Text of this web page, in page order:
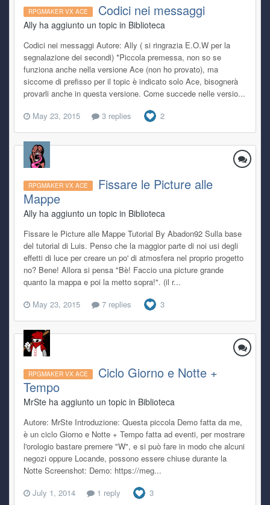
RPGMAKER VX ACE Codici nei messaggi
Ally ha aggiunto un topic in Biblioteca
Codici nei messaggi Autore: Ally ( si ringrazia E.O.W per la
segnalazione dei secondi) *Piccola premessa, non so se
funziona anche nella versione Ace (non ho provato), ma
siccome di prefisso per il topic è indicato solo Ace, bisognerà
provarli anche in questa versione. Come succede nelle versio...
May 23, 2015
3 replies 2
RPGMAKER VX ACE
Fissare le Picture alle
Mappe
Ally ha aggiunto un topic in Biblioteca
Fissare le Picture alle Mappe Tutorial By Abadon92 Sulla base
del tutorial di Luis. Penso che la maggior parte di noi usi degli
effetti di luce per creare un po' di atmosfera nel proprio progetto
no? Bene! Allora si pensa "Bè! Faccio una picture grande
quanto la mappa e poi la metto sopra!". (il r...
May 23, 2015
7 replies 3
RPGMAKER VX ACE
Ciclo Giorno e Notte +
Tempo
MrSte ha aggiunto un topic in Biblioteca
Autore: MrSte Introduzione: Questa piccola Demo fatta da me,
è un ciclo Giorno e Notte + Tempo fatta ad eventi, per mostrare
l'orologio bastare premere "W", e si può fare in modo che alcuni
negozi oppure Locande, possono essere chiuse durante la
Notte Screenshot: Demo: https://meg...
July 1, 2014
1 reply 3